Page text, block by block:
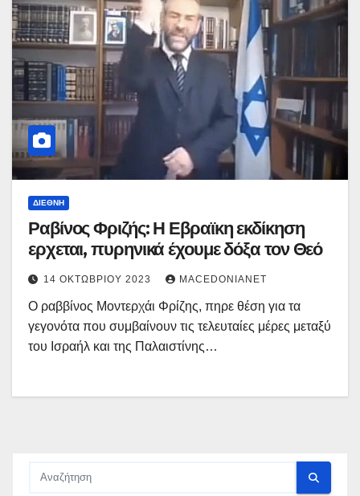
ΔΙΕΘΝΉ
Ραβίνος Φριζής: Η Εβραϊκη εκδίκηση
ερχεται, πυρηνικά έχουμε δόξα τον Θεό
14 ΟΚΤΩΒΡΊΟΥ 2023 MACEDONIANET
Ο ραββίνος Μοντερχάι Φρίζης, πηρε θέση για τα
γεγονότα που συμβαίνουν τις τελευταίες μέρες μεταξύ
του Ισραήλ και της Παλαιστίνης…